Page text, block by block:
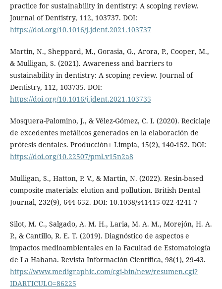
practice for sustainability in dentistry: A scoping review.
Journal of Dentistry, 112, 103737. DOI:
https://doi.org/10.1016/j.jdent.2021.103737
Martin, N., Sheppard, M., Gorasia, G., Arora, P., Cooper, M.,
& Mulligan, S. (2021). Awareness and barriers to
sustainability in dentistry: A scoping review. Journal of
Dentistry, 112, 103735. DOI:
https://doi.org/10.1016/j.jdent.2021.103735
Mosquera-Palomino, J., & Vélez-Gómez, C. I. (2020). Reciclaje
de excedentes metálicos generados en la elaboración de
prótesis dentales. Producción+ Limpia, 15(2), 140-152. DOI:
https://doi.org/10.22507/pml.v15n2a8
Mulligan, S., Hatton, P. V., & Martin, N. (2022). Resin-based
composite materials: elution and pollution. British Dental
Journal, 232(9), 644-652. DOI: 10.1038/s41415-022-4241-7
Silot, M. C., Salgado, A. M. H., Laria, M. A. M., Morejón, H. A.
P., & Cantillo, R. E. T. (2019). Diagnóstico de aspectos e
impactos medioambientales en la Facultad de Estomatología
de La Habana. Revista Información Científica, 98(1), 29-43.
https://www.medigraphic.com/cgi-bin/new/resumen.cgi?
IDARTICULO=86225